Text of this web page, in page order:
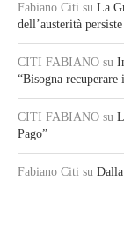
Fabiano Citi su La
dell’austerità persiste
CITI FABIANO su
“Bisogna
CITI FABIANO su
Pago”
Fabiano Citi su